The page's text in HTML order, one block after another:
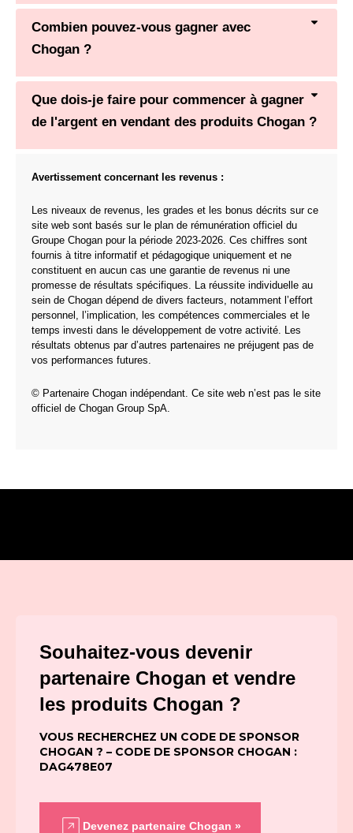
Combien pouvez-vous gagner avec
Chogan ?
Que dois-je faire pour commencer à gagner
de l'argent en vendant des produits Chogan ?
Avertissement concernant les revenus :
Les niveaux de revenus, les grades et les bonus décrits sur ce
site web sont basés sur le plan de rémunération officiel du
Groupe Chogan pour la période 2023-2026. Ces chiffres sont
fournis à titre informatif et pédagogique uniquement et ne
constituent en aucun cas une garantie de revenus ni une
promesse de résultats spécifiques. La réussite individuelle au
sein de Chogan dépend de divers facteurs, notamment l’effort
personnel, l’implication, les compétences commerciales et le
temps investi dans le développement de votre activité. Les
résultats obtenus par d’autres partenaires ne préjugent pas de
vos performances futures.
© Partenaire Chogan indépendant. Ce site web n’est pas le site
officiel de Chogan Group SpA.
Souhaitez-vous devenir
partenaire Chogan et vendre
les produits Chogan ?
VOUS RECHERCHEZ UN CODE DE SPONSOR
CHOGAN ? – CODE DE SPONSOR CHOGAN :
DAG478E07
Devenez partenaire Chogan »